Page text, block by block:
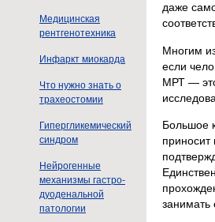
Медицинская
рентгенотехника
Инфаркт миокарда
Что нужно знать о
трахеостомии
Гипергликемический
синдром
Нейрогенные
механизмы гастро-
дуоденальной
патологии
даже
Многим
если
МРТ —
Большое
приносит
занимать